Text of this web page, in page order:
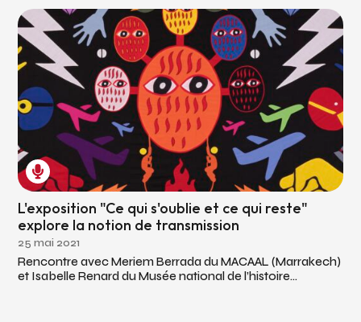
L'exposition "Ce qui s'oublie et ce qui reste"
explore la notion de transmission
25 mai 2021
Rencontre avec Meriem Berrada du MACAAL (Marrakech)
et Isabelle Renard du Musée national de l’histoire...